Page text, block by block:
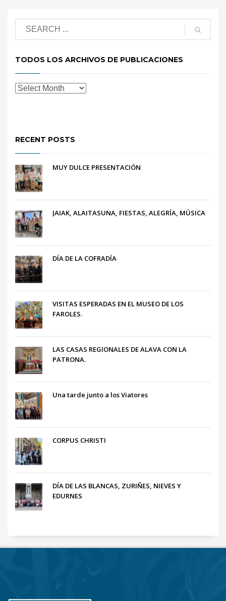
TODOS LOS ARCHIVOS DE PUBLICACIONES
RECENT POSTS
MUY DULCE PRESENTACIÓN
JAIAK, ALAITASUNA, FIESTAS, ALEGRÍA, MÚSICA
DÍA DE LA COFRADÍA
VISITAS ESPERADAS EN EL MUSEO DE LOS
FAROLES.
LAS CASAS REGIONALES DE ALAVA CON LA
PATRONA.
Una tarde junto a los Viatores
CORPUS CHRISTI
DÍA DE LAS BLANCAS, ZURIÑES, NIEVES Y
EDURNES